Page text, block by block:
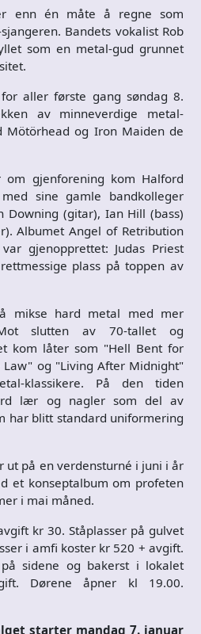
enn én måte å regne som
Bandets vokalist Rob
som en metal-gud grunnet
aller første gang søndag 8.
av minneverdige metal-
Mötörhead og Iron Maiden de
gjenforening kom Halford
sine gamle bandkolleger
Downing (gitar), Ian Hill (bass)
Albumet Angel of Retribution
gjenopprettet: Judas Priest
plass på toppen av
mikse hard metal med mer
slutten av 70-tallet og
kom låter som "Hell Bent for
Law" og "Living After Midnight"
klassikere. På den tiden
lær og nagler som del av
har blitt standard uniformering
ut på en verdensturné i juni i år
et konseptalbum om profeten
i mai måned.
kr 30. Ståplasser på gulvet
i amfi koster kr 520 + avgift.
sidene og bakerst i lokalet
Dørene åpner kl 19.00.
starter mandag 7. januar